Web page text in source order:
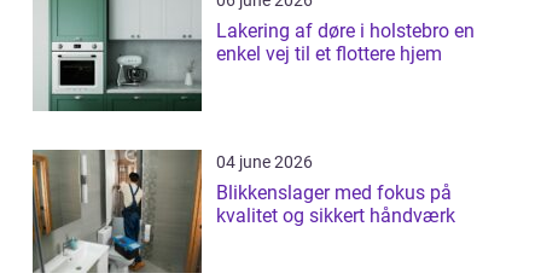
Lakering af døre i holstebro en
enkel vej til et flottere hjem
04 june 2026
Blikkenslager med fokus på
kvalitet og sikkert håndværk